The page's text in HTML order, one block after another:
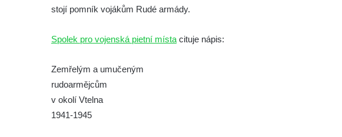
Pamětní deska Jana Zelenky-Hajského v
Kamenném Újezdu
Kenotaf Václava B. Hájka na starém
hřbitově v Kamenném Újezdě
stojí pomník vojákům Rudé armády.
Spolek pro vojenská pietní místa cituje nápis:
Zemřelým a umučeným
rudoarmějcům
v okolí Vtelna
1941-1945